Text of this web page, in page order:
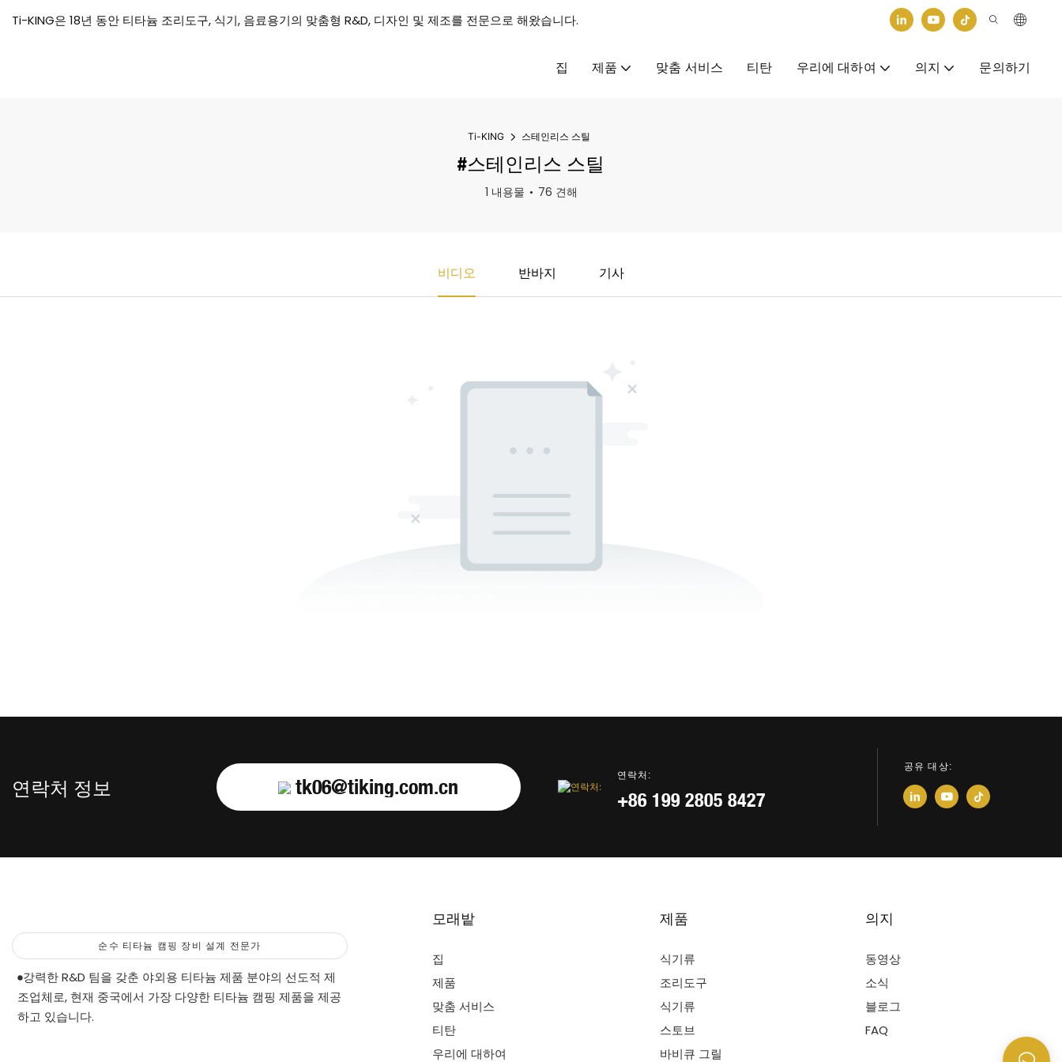
Ti-KING은 18년 동안 티타늄 조리도구, 식기, 음료용기의 맞춤형 R&D, 디자인 및 제조를 전문으로 해왔습니다.
집 제품 맞춤 서비스 티탄 우리에 대하여 의지 문의하기
Ti-KING 스테인리스 스틸
#스테인리스 스틸
1 내용물 76 견해
비디오 반바지 기사
연락처 정보 tk06@tiking.com.cn 연락처:
+86 199 2805 8427
공유 대상:
순수 티타늄 캠핑 장비 설계 전문가
강력한 R&D 팀을 갖춘 야외용 티타늄 제품 분야의 선도적 제
조업체로, 현재 중국에서 가장 다양한 티타늄 캠핑 제품을 제공
하고 있습니다.
모래밭
집
제품
맞춤 서비스
티탄
우리에 대하여
제품
식기류
조리도구
식기류
스토브
바비큐 그릴
의지
동영상
소식
블로그
FAQ